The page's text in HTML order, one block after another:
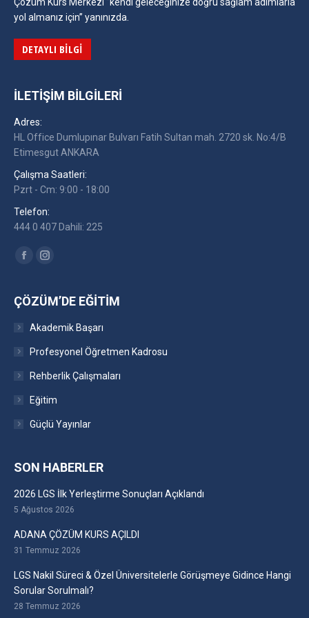
Çözüm Kurs Merkezi “kendi geleceğinize doğru sağlam adımlarla
yol almanız için” yanınızda.
DETAYLI BILGI
İLETIŞIM BILGILERI
Adres:
HL Office Dumlupınar Bulvarı Fatih Sultan mah. 2720 sk. No:4/B
Etimesgut ANKARA
Çalışma Saatleri:
Pzrt - Cm: 9:00 - 18:00
Telefon:
444 0 407 Dahili: 225
Find us on:
FacebookInstagram
ÇÖZÜM’DE EĞITIM
Akademik Başarı
Profesyonel Öğretmen Kadrosu
Rehberlik Çalışmaları
Eğitim
Güçlü Yayınlar
SON HABERLER
2026 LGS İlk Yerleştirme Sonuçları Açıklandı
5 Ağustos 2026
ADANA ÇÖZÜM KURS AÇILDI
31 Temmuz 2026
LGS Nakil Süreci & Özel Üniversitelerle Görüşmeye Gidince Hangi
Sorular Sorulmalı?
28 Temmuz 2026